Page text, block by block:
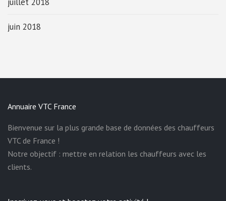
juin 2018
Annuaire VTC France
Bienvenue sur la plus grande base de données des chauffeurs
VTC de France !
Notre objectif : mettre en relation les chauffeurs avec les
clients.